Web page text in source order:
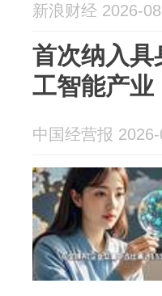
新浪财经 2026-
首次纳入具
工智能产业
中国经营报